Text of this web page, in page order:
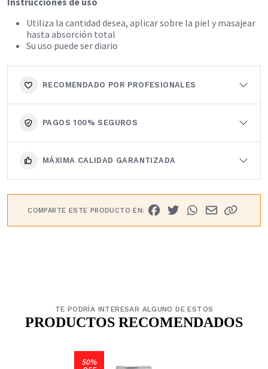
Utiliza la cantidad desea, aplicar sobre la piel y masajear
hasta absorción total
Su uso puede ser diario
RECOMENDADO POR PROFESIONALES
PAGOS 100% SEGUROS
MÁXIMA CALIDAD GARANTIZADA
COMPARTE ESTE PRODUCTO EN:
TE PODRÍA INTERESAR ALGUNO DE ESTOS
PRODUCTOS RECOMENDADOS
50%